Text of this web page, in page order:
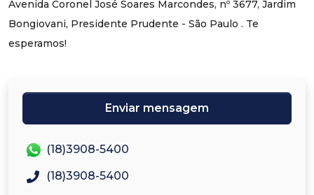
Avenida Coronel José Soares Marcondes, nº 3677, Jardim
Bongiovani, Presidente Prudente - São Paulo . Te
esperamos!
Enviar mensagem
(18)3908-5400
(18)3908-5400